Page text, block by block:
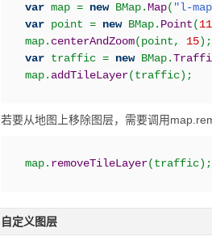
var map = new BMap.Map( "l-
var point = new BMap. Point(
map. centerAndZoom(point, 15) ;
var traffic = new BMap.
map. addTileLayer(traffic) ;
若要从地图上移除图层，需要调用
map. removeTileLayer(traffic) ;
自定义图层